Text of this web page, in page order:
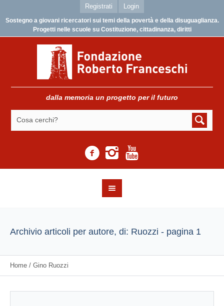
Registrati Login
Sostegno a giovani ricercatori sui temi della povertà e della disuguaglianza.
Progetti nelle scuole su Costituzione, cittadinanza, diritti
dalla memoria un progetto per il futuro
Archivio articoli per autore, di: Ruozzi - pagina 1
Home / Gino Ruozzi